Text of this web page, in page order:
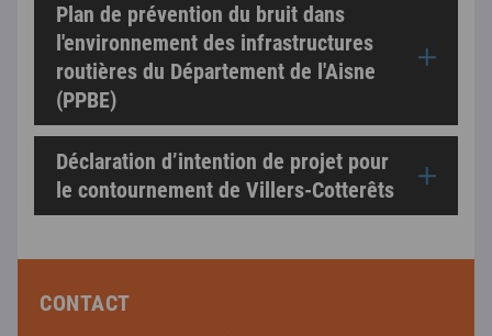
Plan de prévention du bruit dans
l'environnement des infrastructures
routières du Département de l'Aisne
(PPBE)
Déclaration d’intention de projet pour
le contournement de Villers-Cotterêts
CONTACT